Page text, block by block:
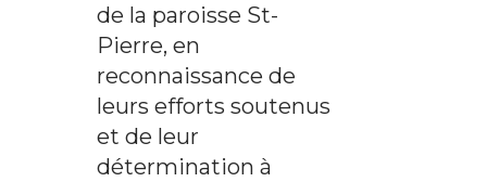
de la paroisse St-
Pierre, en
reconnaissance de
leurs efforts soutenus
et de leur
détermination à